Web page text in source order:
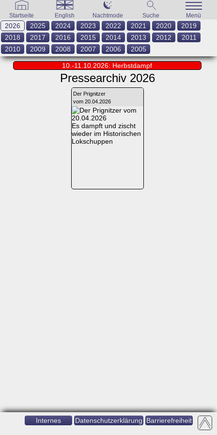
Startseite English Nachtmode Suche Menü
2026 2025 2024 2023 2022 2021 2020
2019
2018
2017 2016 2015 2014 2013 2012
2011
2010
2009 2008 2007 2006 2005
10.-11.10.2026: Herbstdampf
Pressearchiv 2026
Der Prignitzer
vom 20.04.2026
Es dampft und zischt
wieder im Historischen
Lokschuppen
Internes Datenschutzerklärung Barrierefreiheit